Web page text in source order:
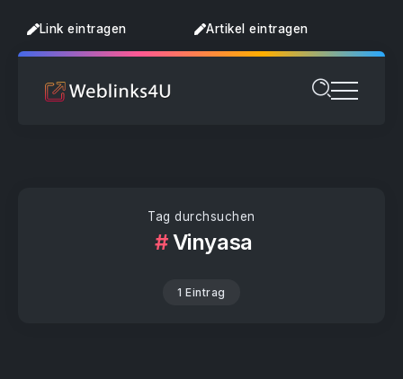
Link eintragen Artikel eintragen
Tag durchsuchen
Vinyasa
1 Eintrag